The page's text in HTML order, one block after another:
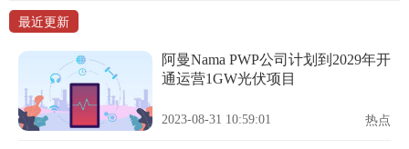
最近更新
阿曼Nama PWP公司计划到2029年开
通运营1GW光伏项目
2023-08-31 10:59:01 热点